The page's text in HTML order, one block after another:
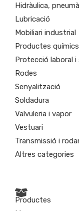
Hidràulica,
Lubricació
Mobiliari industrial
Productes químics
Protecció laboral
Rodes
Senyalització
Soldadura
Valvuleria i vapor
Vestuari
Transmissió i
Altres categories
Productes